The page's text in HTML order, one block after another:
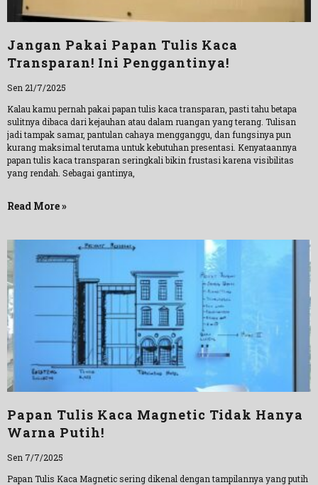
Jangan Pakai Papan Tulis Kaca
Transparan! Ini Penggantinya!
Sen 21/7/2025
Kalau kamu pernah pakai papan tulis kaca transparan, pasti tahu betapa
sulitnya dibaca dari kejauhan atau dalam ruangan yang terang. Tulisan
jadi tampak samar, pantulan cahaya mengganggu, dan fungsinya pun
kurang maksimal terutama untuk kebutuhan presentasi. Kenyataannya
papan tulis kaca transparan seringkali bikin frustasi karena visibilitas
yang rendah. Sebagai gantinya,
Read More »
Papan Tulis Kaca Magnetic Tidak Hanya
Warna Putih!
Sen 7/7/2025
Papan Tulis Kaca Magnetic sering dikenal dengan tampilannya yang putih